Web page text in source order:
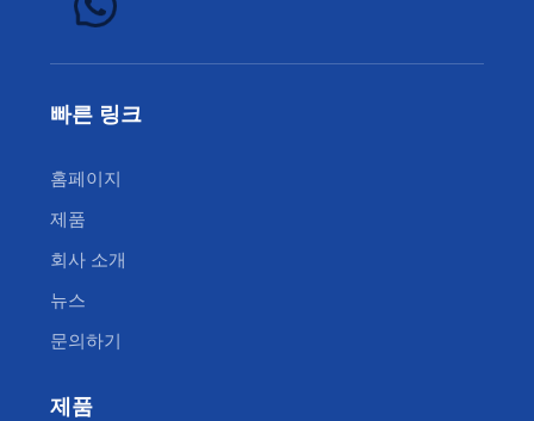
빠른 링크
홈페이지
제품
회사 소개
뉴스
문의하기
제품